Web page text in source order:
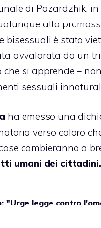
di Pazardzhik,
atto
bisessuali è stato
avvalorata da un
si apprende –
sessuali
ha emesso una
verso coloro
cambieranno a
umani dei cittadini.
"Urge legge contro